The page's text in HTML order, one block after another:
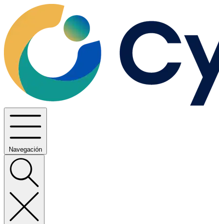
Navegación